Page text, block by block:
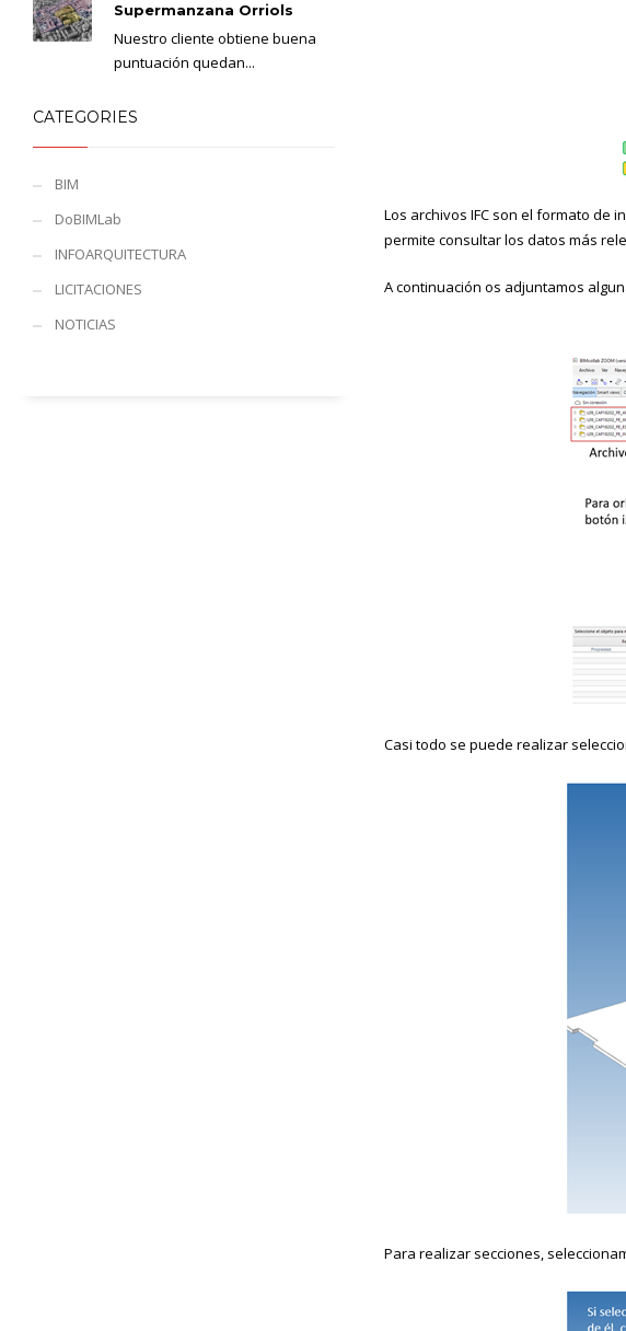
Los archivos IFC son el formato de
permite consultar los datos más
A continuación os adjuntamos
Casi todo se puede realizar
Para realizar secciones,
Supermanzana Orriols
Nuestro cliente obtiene buena
puntuación quedan...
CATEGORIES
BIM
DoBIMLab
INFOARQUITECTURA
LICITACIONES
NOTICIAS